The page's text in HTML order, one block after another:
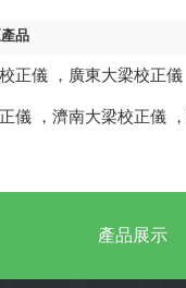
品
正儀 ， 廣東大梁校正儀
儀 ， 濟南大梁校正儀 ，
產品展示